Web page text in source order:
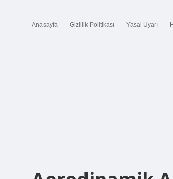
Anasayfa Gizlilik Politikası Yasal Uyarı